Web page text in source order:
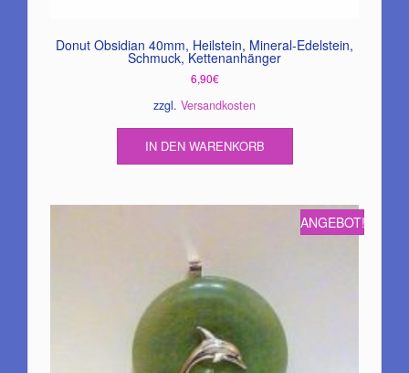
Donut Obsidian 40mm, Heilstein, Mineral-Edelstein,
Schmuck, Kettenanhänger
6,90€
zzgl. Versandkosten
IN DEN WARENKORB
ANGEBOT!